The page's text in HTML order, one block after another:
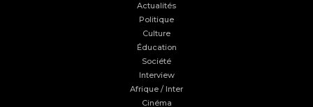
Actualités
Politique
Culture
Éducation
Société
Interview
Afrique / Inter
Cinéma